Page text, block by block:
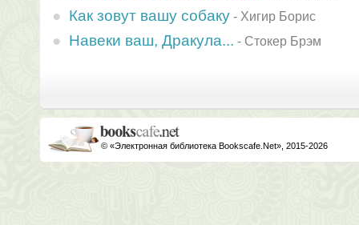
Как зовут вашу собаку - Хигир Борис
Навеки ваш, Дракула... - Стокер Брэм
© «Электронная библиотека Bookscafe.Net», 2015-2026